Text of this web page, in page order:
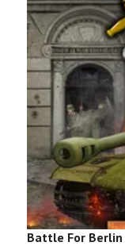
Battle For Berlin